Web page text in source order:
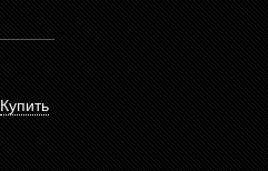
Купить